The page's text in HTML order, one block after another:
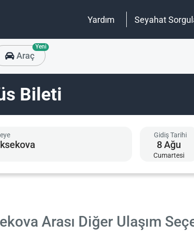
Yardım Seyahat
Araç
Yeni
Bileti
Gidiş Tarihi
8Ağu
Cumartesi
Arası Diğer Ulaşım